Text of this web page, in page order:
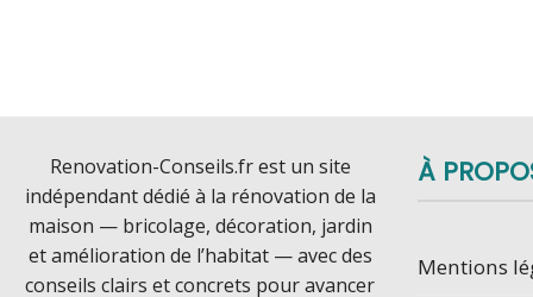
Renovation-Conseils.fr est un site
indépendant dédié à la rénovation de la
maison — bricolage, décoration, jardin
et amélioration de l’habitat — avec des
conseils clairs et concrets pour avancer
À
Mentions